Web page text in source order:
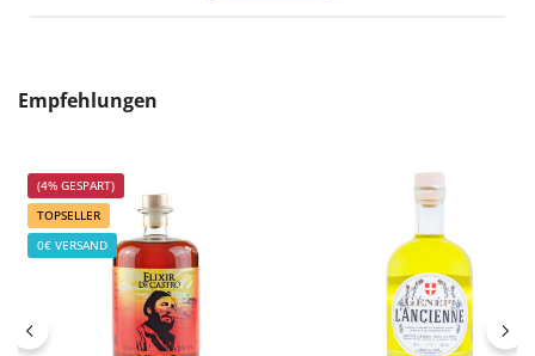
Produktgalerie überspringen
Empfehlungen
(4% GESPART)
TOPSELLER
0€ VERSAND